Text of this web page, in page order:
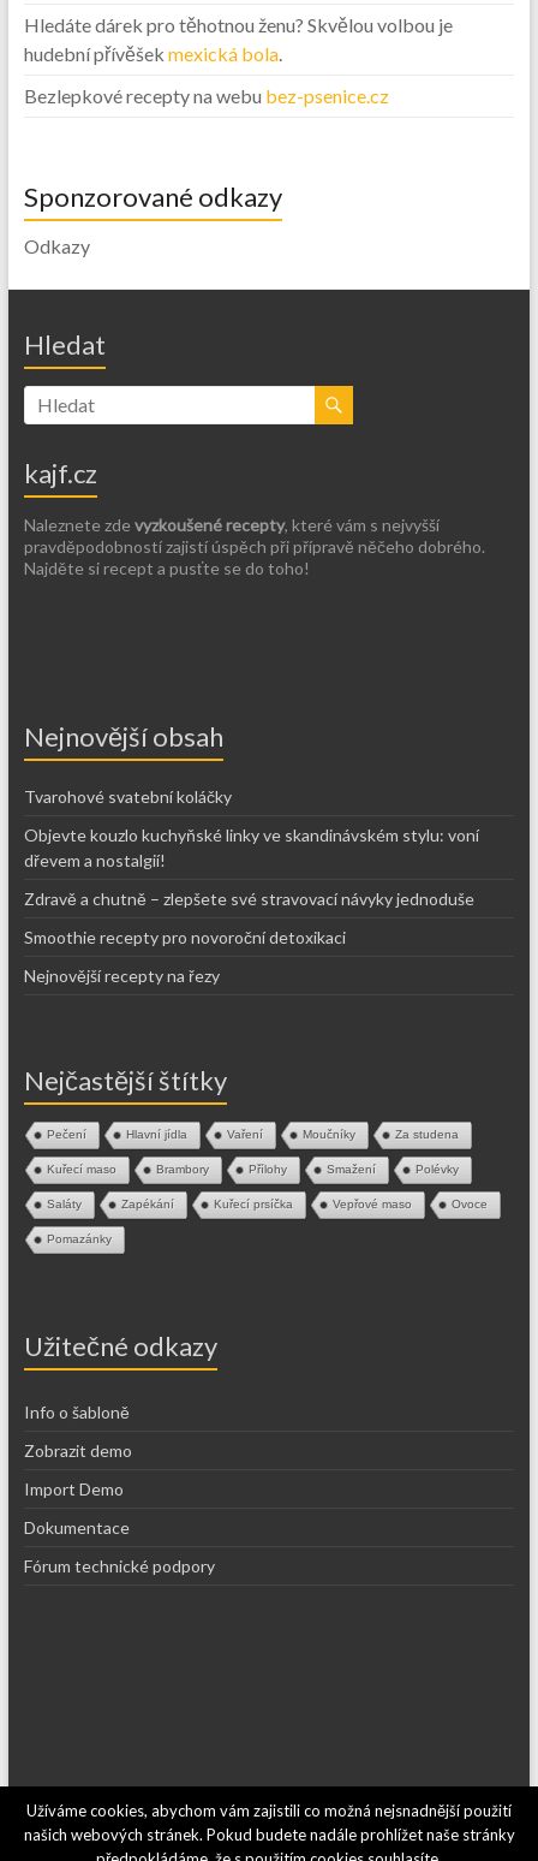
Hledáte dárek pro těhotnou ženu? Skvělou volbou je
hudební přívěšek mexická bola.
Bezlepkové recepty na webu bez-psenice.cz
Sponzorované odkazy
Odkazy
Hledat
kajf.cz
Naleznete zde vyzkoušené recepty, které vám s nejvyšší
pravděpodobností zajistí úspěch při přípravě něčeho dobrého.
Najděte si recept a pusťte se do toho!
Nejnovější obsah
Tvarohové svatební koláčky
Objevte kouzlo kuchyňské linky ve skandinávském stylu: voní
dřevem a nostalgií!
Zdravě a chutně – zlepšete své stravovací návyky jednoduše
Smoothie recepty pro novoroční detoxikaci
Nejnovější recepty na řezy
Nejčastější štítky
Pečení Hlavní jídla Vaření Moučníky Za studena
Kuřecí maso Brambory Přílohy Smažení Polévky
Saláty Zapékání Kuřecí prsíčka Vepřové maso Ovoce
Pomazánky
Užitečné odkazy
Info o šabloně
Zobrazit demo
Import Demo
Dokumentace
Fórum technické podpory
Copyright © 2026 Recepty kajf.cz . PoužívámeWordPress
(v češtině).
ThemeGrill
Užíváme cookies, abychom vám zajistili co možná nejsnadnější použití
našich webových stránek. Pokud budete nadále prohlížet naše stránky